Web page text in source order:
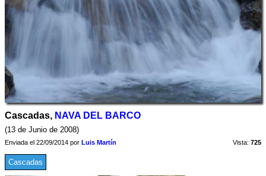
Cascadas, NAVA DEL BARCO
(13 de Junio de 2008)
Enviada el 22/09/2014 por Luis Martín Vista: 725
Cascadas